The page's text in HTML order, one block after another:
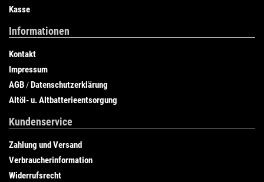
Kasse
Informationen
Kontakt
Impressum
AGB /Datenschutzerklärung
Altöl- u. Altbatterieentsorgung
Kundenservice
Zahlung und Versand
Verbraucherinformation
Widerrufsrecht